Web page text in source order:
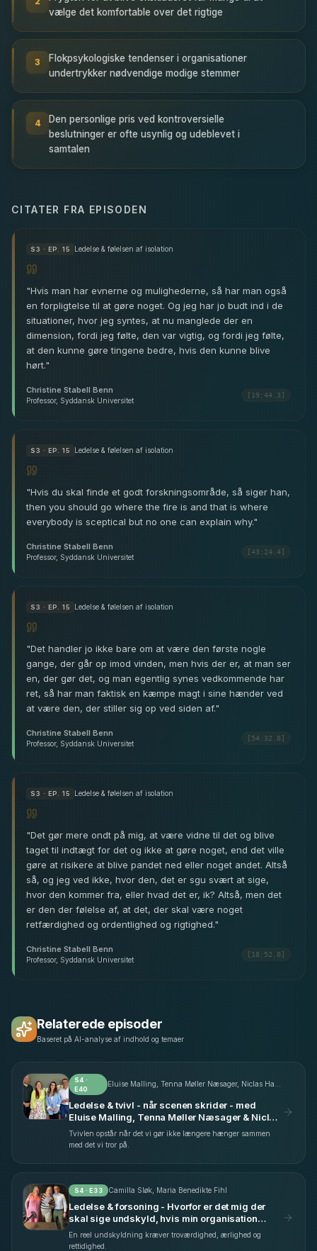
vælge det komfortable over det rigtige
3
Flokpsykologiske tendenser i organisationer
undertrykker nødvendige modige stemmer
4
Den personlige pris ved kontroversielle
beslutninger er ofte usynlig og udeblevet i
samtalen
CITATER FRA EPISODEN
S3 · EP. 15 Ledelse & følelsen af isolation
"Hvis man har evnerne og mulighederne, så har man også
en forpligtelse til at gøre noget. Og jeg har jo budt ind i de
situationer, hvor jeg syntes, at nu manglede der en
dimension, fordi jeg følte, den var vigtig, og fordi jeg følte,
at den kunne gøre tingene bedre, hvis den kunne blive
hørt."
Christine Stabell Benn
Professor, Syddansk Universitet
[19:44.3]
S3 · EP. 15 Ledelse & følelsen af isolation
"Hvis du skal finde et godt forskningsområde, så siger han,
then you should go where the fire is and that is where
everybody is sceptical but no one can explain why."
Christine Stabell Benn
Professor, Syddansk Universitet
[43:24.4]
S3 · EP. 15 Ledelse & følelsen af isolation
"Det handler jo ikke bare om at være den første nogle
gange, der går op imod vinden, men hvis der er, at man ser
en, der gør det, og man egentlig synes vedkommende har
ret, så har man faktisk en kæmpe magt i sine hænder ved
at være den, der stiller sig op ved siden af."
Christine Stabell Benn
Professor, Syddansk Universitet
[54:32.8]
S3 · EP. 15 Ledelse & følelsen af isolation
"Det gør mere ondt på mig, at være vidne til det og blive
taget til indtægt for det og ikke at gøre noget, end det ville
gøre at risikere at blive pandet ned eller noget andet. Altså
så, og jeg ved ikke, hvor den, det er sgu svært at sige,
hvor den kommer fra, eller hvad det er, ik? Altså, men det
er den der følelse af, at det, der skal være noget
retfærdighed og ordentlighed og rigtighed."
Christine Stabell Benn
Professor, Syddansk Universitet
[18:52.0]
Relaterede episoder
Baseret på AI-analyse af indhold og temaer
S4 ·
E40
Eluise Malling, Tenna Møller Næsager, Niclas Hansen
Ledelse & tvivl - når scenen skrider - med
Eluise Malling, Tenna Møller Næsager & Niclas
Hansen (S4 E40)
Tvivlen opstår når det vi gør ikke længere hænger sammen
med det vi tror på.
S4 · E33 Camilla Sløk, Maria Benedikte Fihl
Ledelse & forsoning - Hvorfor er det mig der
skal sige undskyld, hvis min organisation
begår fejl? - med Camilla Sløk & Maria
Benedikte Fihl (S4 E33)
En reel undskyldning kræver troværdighed, ærlighed og
rettidighed.